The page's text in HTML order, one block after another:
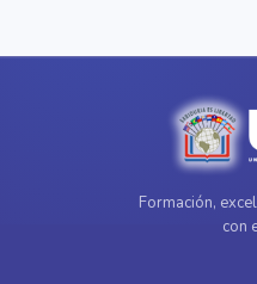
Formación,
con